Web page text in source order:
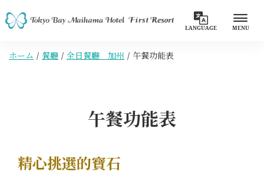
LANGUAGE MENU
ホーム 餐廳 全日餐廳 加州 午餐功能表
午餐功能表
精心挑選的寶石